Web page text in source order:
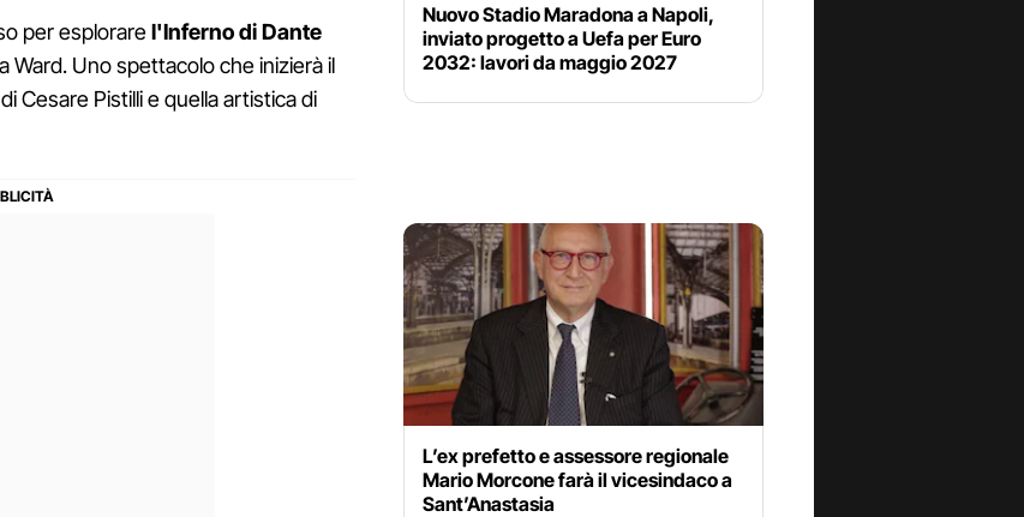
per esplorarel'Inferno di Dante
Ward. Uno spettacolo che inizierà il
Cesare Pistilli e quella artistica di
Nuovo Stadio Maradona a Napoli,
inviato progetto a Uefa per Euro
2032: lavori da maggio 2027
L’ex prefetto e assessore regionale
Mario Morcone farà il vicesindaco a
Sant’Anastasia